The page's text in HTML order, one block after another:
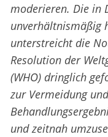
moderieren. Die in
unverhältnismäßig
unterstreicht die
Resolution der
(WHO) dringlich
zur Vermeidung
und zeitnah